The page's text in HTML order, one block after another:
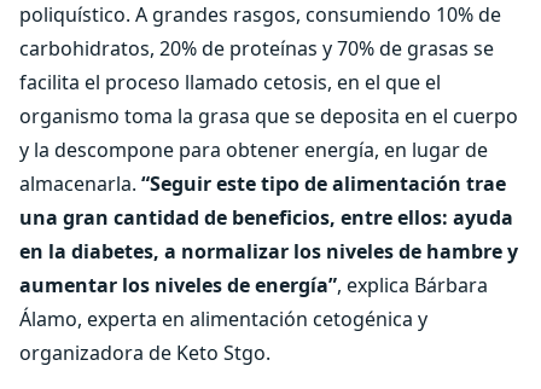
poliquístico. A grandes rasgos, consumiendo 10% de
carbohidratos, 20% de proteínas y 70% de grasas se
facilita el proceso llamado cetosis, en el que el
organismo toma la grasa que se deposita en el cuerpo
y la descompone para obtener energía, en lugar de
almacenarla. “Seguir este tipo de alimentación trae
una gran cantidad de beneficios, entre ellos: ayuda
en la diabetes, a normalizar los niveles de hambre y
aumentar los niveles de energía”, explica Bárbara
Álamo, experta en alimentación cetogénica y
organizadora de Keto Stgo.